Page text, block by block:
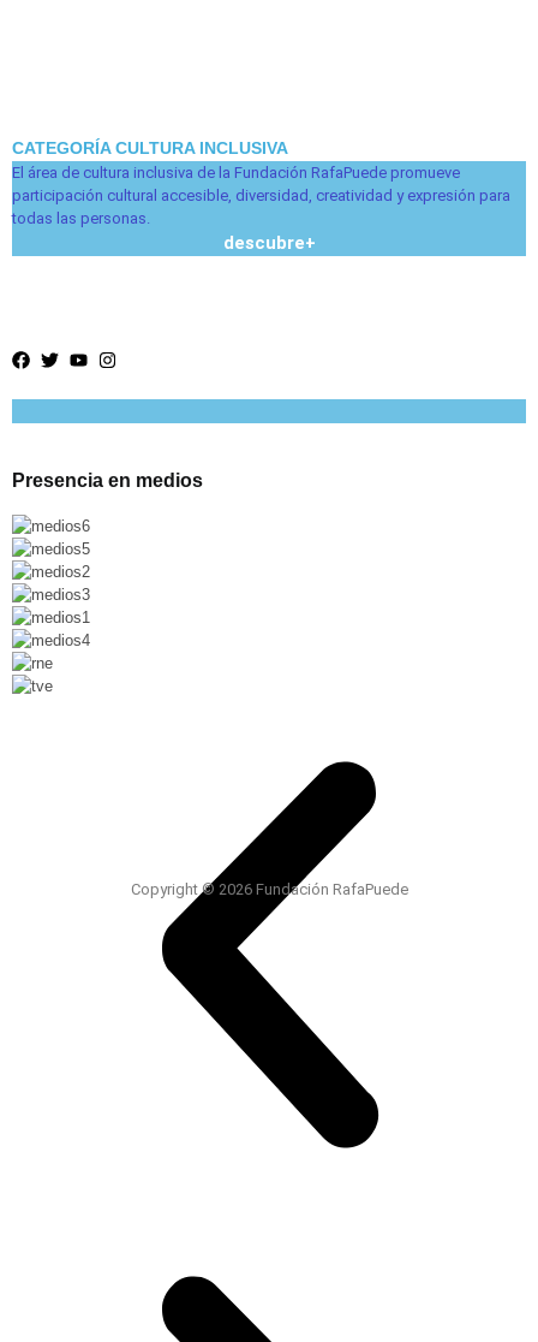
CATEGORÍA CULTURA INCLUSIVA
El área de cultura inclusiva de la Fundación RafaPuede promueve
participación cultural accesible, diversidad, creatividad y expresión para
todas las personas.
descubre+
Presencia en medios
Copyright © 2026 Fundación RafaPuede